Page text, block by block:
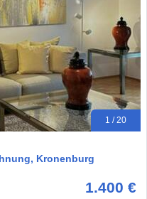
1 / 20
Kronenburg
1.400 €